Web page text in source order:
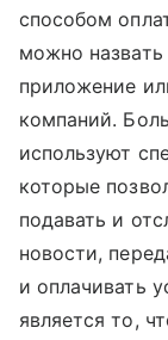
способом
можно
приложение
компаний.
используют
которые
подавать и
новости,
и оплачивать
является то,